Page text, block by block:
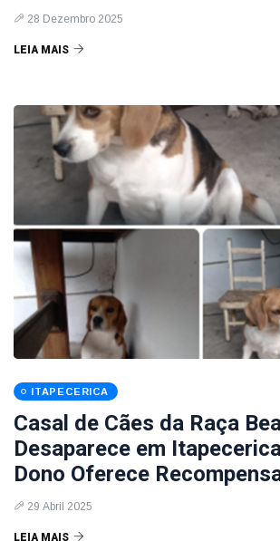
28 Dezembro 2025
LEIA MAIS
ITAPECERICA
Casal de Cães da Raça
Desaparece em
Dono Oferece
29 Abril 2025
LEIA MAIS